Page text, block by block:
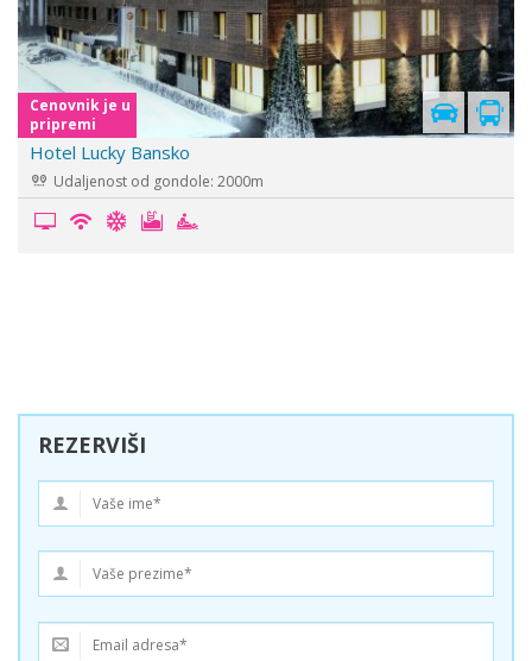
Cenovnik je u
pripremi
REZERVIŠI